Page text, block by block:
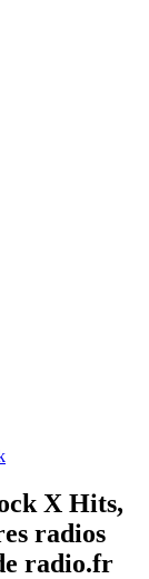
X Hits,
radios
radio.fr